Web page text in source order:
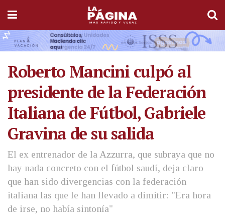
Roberto Mancini culpó al
presidente de la Federación
Italiana de Fútbol, Gabriele
Gravina de su salida
El ex entrenador de la Azzurra, que subraya que no
hay nada concreto con el fútbol saudí, deja claro
que han sido divergencias con la federación
italiana las que le han llevado a dimitir: "Era hora
de irse, no había sintonía"